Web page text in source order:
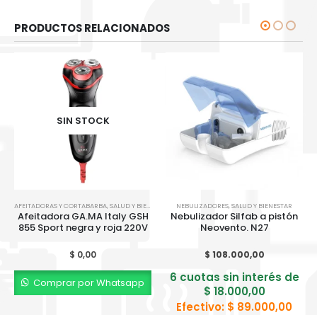
PRODUCTOS RELACIONADOS
SIN STOCK
AFEITADORAS Y CORTABARBA,SALUD Y BIENESTAR
Afeitadora GA.MA Italy GSH
855 Sport negra y roja 220V
$ 0,00
Comprar por Whatsapp
NEBULIZADORES,SALUD Y BIENESTAR
Nebulizador Silfab a pistón
Neovento. N27
$ 108.000,00
6 cuotas sin interés de
$ 18.000,00
Efectivo: $ 89.000,00